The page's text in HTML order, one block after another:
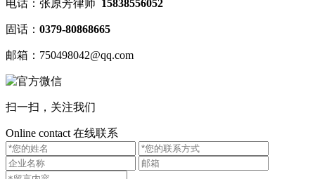
电话：张原芳律师 15838556052
固话： 0379-80868665
邮箱：750498042@qq.com
扫一扫，关注我们
Online contact 在线联系